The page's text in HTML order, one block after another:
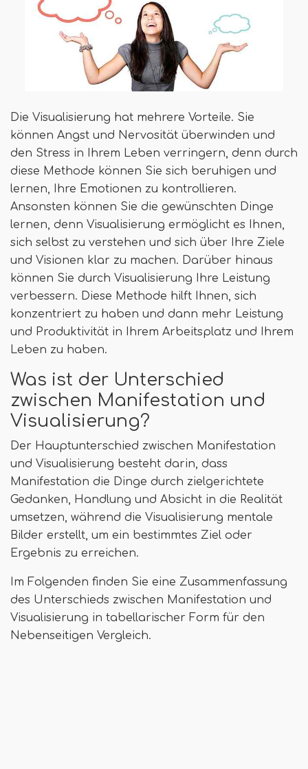
Die Visualisierung hat mehrere Vorteile. Sie
können Angst und Nervosität überwinden und
den Stress in Ihrem Leben verringern, denn durch
diese Methode können Sie sich beruhigen und
lernen, Ihre Emotionen zu kontrollieren.
Ansonsten können Sie die gewünschten Dinge
lernen, denn Visualisierung ermöglicht es Ihnen,
sich selbst zu verstehen und sich über Ihre Ziele
und Visionen klar zu machen. Darüber hinaus
können Sie durch Visualisierung Ihre Leistung
verbessern. Diese Methode hilft Ihnen, sich
konzentriert zu haben und dann mehr Leistung
und Produktivität in Ihrem Arbeitsplatz und Ihrem
Leben zu haben.
Was ist der Unterschied
zwischen Manifestation und
Visualisierung?
Der Hauptunterschied zwischen Manifestation
und Visualisierung besteht darin, dass
Manifestation die Dinge durch zielgerichtete
Gedanken, Handlung und Absicht in die Realität
umsetzen, während die Visualisierung mentale
Bilder erstellt, um ein bestimmtes Ziel oder
Ergebnis zu erreichen.
Im Folgenden finden Sie eine Zusammenfassung
des Unterschieds zwischen Manifestation und
Visualisierung in tabellarischer Form für den
Nebenseitigen Vergleich.